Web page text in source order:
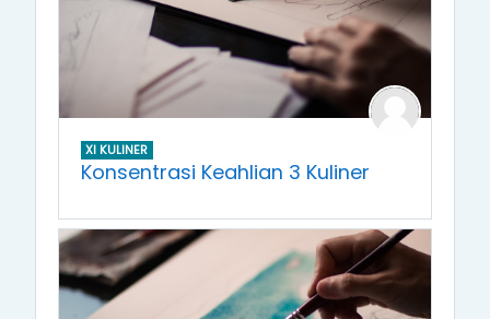
XI KULINER
Konsentrasi Keahlian 3 Kuliner